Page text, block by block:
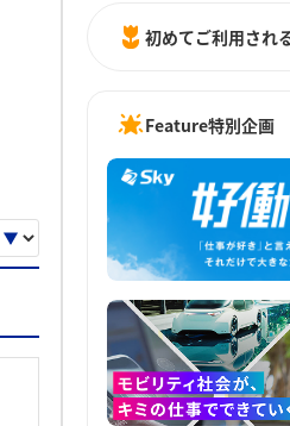
初めてご利用され
Feature特別企画